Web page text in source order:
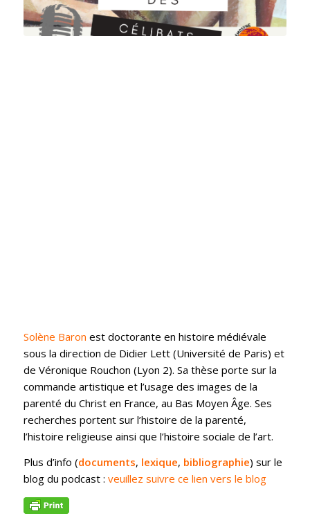
Solène Baron est doctorante en histoire médiévale
sous la direction de Didier Lett (Université de Paris) et
de Véronique Rouchon (Lyon 2). Sa thèse porte sur la
commande artistique et l’usage des images de la
parenté du Christ en France, au Bas Moyen Âge. Ses
recherches portent sur l’histoire de la parenté,
l’histoire religieuse ainsi que l’histoire sociale de l’art.
Plus d’info (documents, lexique, bibliographie) sur le
blog du podcast : veuillez suivre ce lien vers le blog